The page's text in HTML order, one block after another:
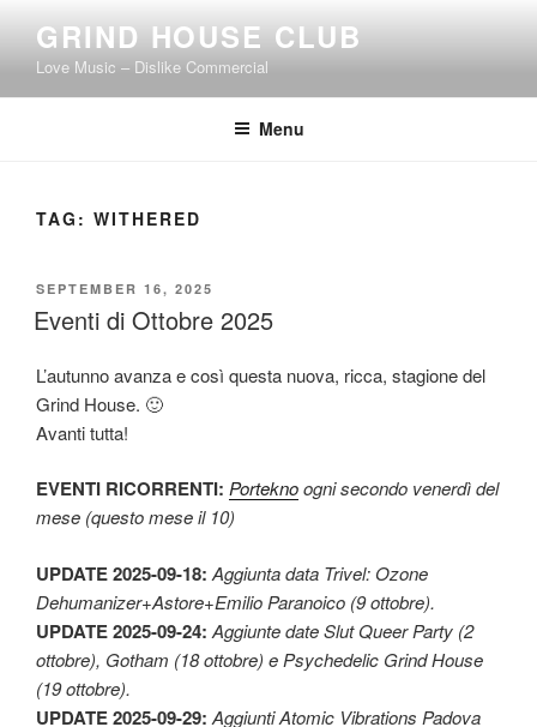
content
GRIND HOUSE CLUB
Love Music – Dislike Commercial
Menu
TAG: WITHERED
POSTED
ON
SEPTEMBER 16, 2025
Eventi di Ottobre 2025
L’autunno avanza e così questa nuova, ricca, stagione del
Grind House. 🙂
Avanti tutta!
EVENTI RICORRENTI: Porteknoogni secondo venerdì del
mese (questo mese il 10)
UPDATE 2025-09-18: Aggiunta data Trivel: Ozone
Dehumanizer+Astore+Emilio Paranoico (9 ottobre).
UPDATE 2025-09-24: Aggiunte date Slut Queer Party (2
ottobre), Gotham (18 ottobre) e Psychedelic Grind House
(19 ottobre).
UPDATE 2025-09-29: Aggiunti Atomic Vibrations Padova